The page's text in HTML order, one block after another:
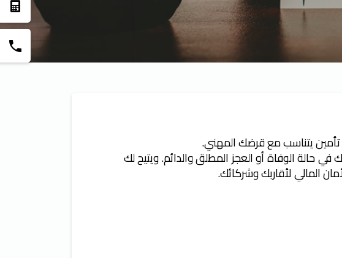
يتناسب مع قرضك المهني.
الوفاة أو العجز المطلق والدائم. ويتيح لك
المالي لأقاربك وشركائك.